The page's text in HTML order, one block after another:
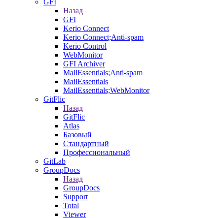
GFI
Назад
GFI
Kerio Connect
Kerio Connect;Anti-spam
Kerio Control
WebMonitor
GFI Archiver
MailEssentials;Anti-spam
MailEssentials
MailEssentials;WebMonitor
GitFlic
Назад
GitFlic
Atlas
Базовый
Стандартный
Профессиональный
GitLab
GroupDocs
Назад
GroupDocs
Support
Total
Viewer